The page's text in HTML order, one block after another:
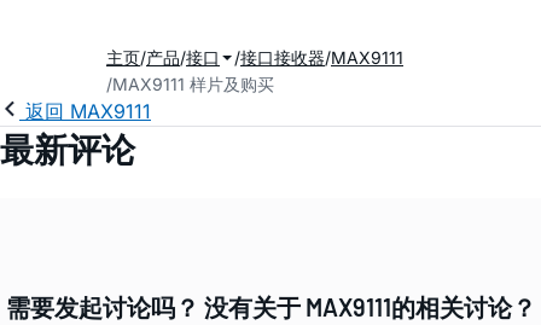
主页 产品 接口 接口接收器 MAX9111
MAX9111 样片及购买
返回 MAX9111
最新评论
需要发起讨论吗？ 没有关于 MAX9111的相关讨论？